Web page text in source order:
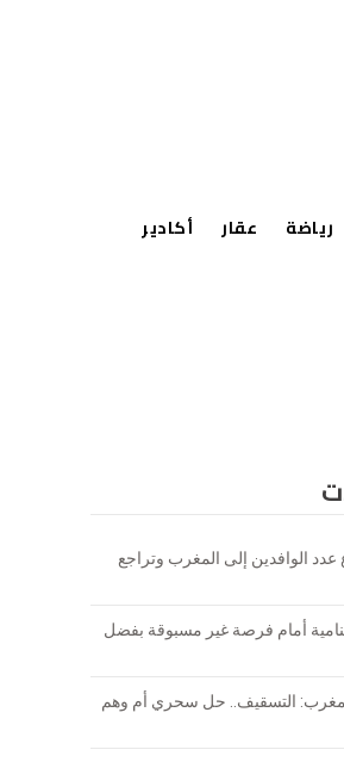
رياضة عقار أكادير
ارتفاع عدد الوافدين إلى المغرب وتراجع
أمام فرصة غير مسبوقة بفضل
التسقيف.. حل سحري أم وهم